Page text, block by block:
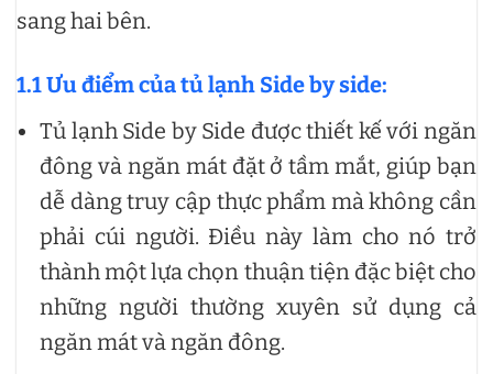
sang hai bên.
1.1 Ưu điểm của tủ lạnh Side by side:
Tủ lạnh Side by Side được thiết kế với ngăn
đông và ngăn mát đặt ở tầm mắt, giúp bạn
dễ dàng truy cập thực phẩm mà không cần
phải cúi người. Điều này làm cho nó trở
thành một lựa chọn thuận tiện đặc biệt cho
những người thường xuyên sử dụng cả
ngăn mát và ngăn đông.